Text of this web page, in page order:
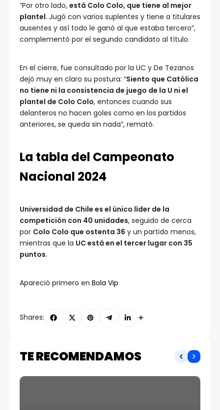
“Por otro lado, está Colo Colo, que tiene al mejor
plantel. Jugó con varios suplentes y tiene a titulares
ausentes y así todo le ganó al que estaba tercero”,
complementó por el segundo candidato al título.
En el cierre, fue consultado por la UC y De Tezanos
dejó muy en claro su postura: “Siento que Católica
no tiene ni la consistencia de juego de la U ni el
plantel de Colo Colo, entonces cuando sus
delanteros no hacen goles como en los partidos
anteriores, se queda sin nada”, remató.
La tabla del Campeonato
Nacional 2024
Universidad de Chile es el único líder de la
competición con 40 unidades, seguido de cerca
por Colo Colo que ostenta 36 y un partido menos,
mientras que la UC está en el tercer lugar con 35
puntos.
Apareció primero en Bola Vip
Shares:
TE RECOMENDAMOS